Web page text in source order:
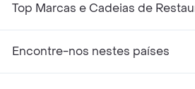
Top Marcas e Cadeias de
Encontre-nos nestes países